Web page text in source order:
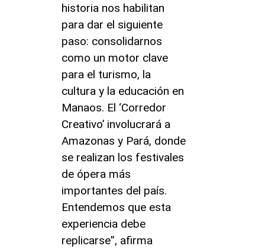
historia nos habilitan
para dar el siguiente
paso: consolidarnos
como un motor clave
para el turismo, la
cultura y la educación en
Manaos. El ‘Corredor
Creativo’ involucrará a
Amazonas y Pará, donde
se realizan los festivales
de ópera más
importantes del país.
Entendemos que esta
experiencia debe
replicarse”, afirma